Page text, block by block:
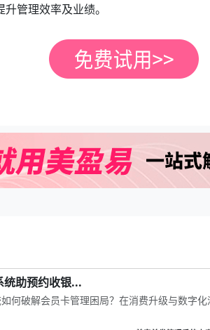
管理效率及业绩。
统助预约收银...
何破解会员卡管理困局？在消费升级与数字化